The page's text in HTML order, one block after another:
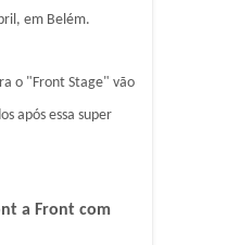
em Belém.
o "Front Stage" vão
após essa super
a Front com